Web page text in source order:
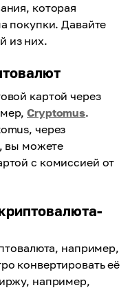
которая
покупки. Давайте
из них.
картой через
Cryptomus.
через
вы можете
с комиссией от
например,
конвертировать её
например,